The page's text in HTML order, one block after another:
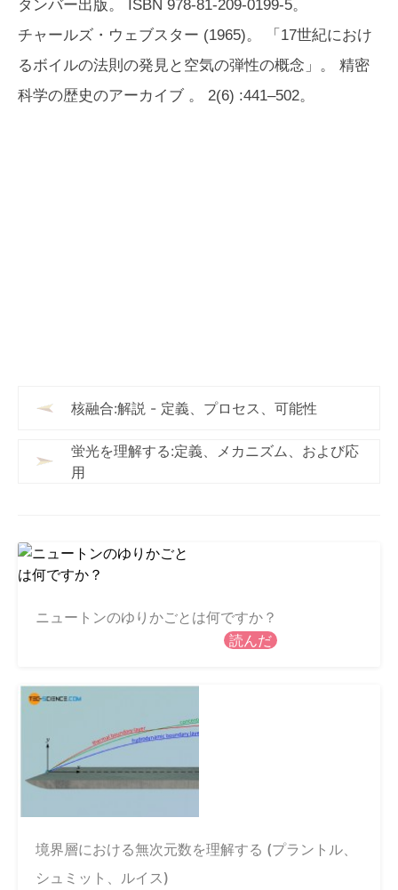
タンバー出版。 ISBN 978-81-209-0199-5。
チャールズ・ウェブスター (1965)。 「17世紀におけ
るボイルの法則の発見と空気の弾性の概念」。 精密
科学の歴史のアーカイブ 。 2(6) :441–502。
核融合:解説 - 定義、プロセス、可能性
蛍光を理解する:定義、メカニズム、および応
用
ニュートンのゆりかごとは何ですか？
読んだ
境界層における無次元数を理解する (プラントル、
シュミット、ルイス)